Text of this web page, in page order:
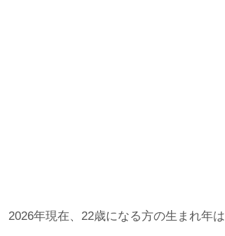
2026年現在、22歳になる方の生まれ年は